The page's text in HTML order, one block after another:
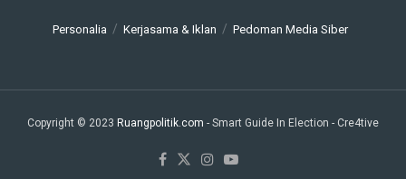
Personalia Kerjasama & Iklan Pedoman Media Siber
Copyright © 2023 Ruangpolitik.com - Smart Guide In Election - Cre4tive